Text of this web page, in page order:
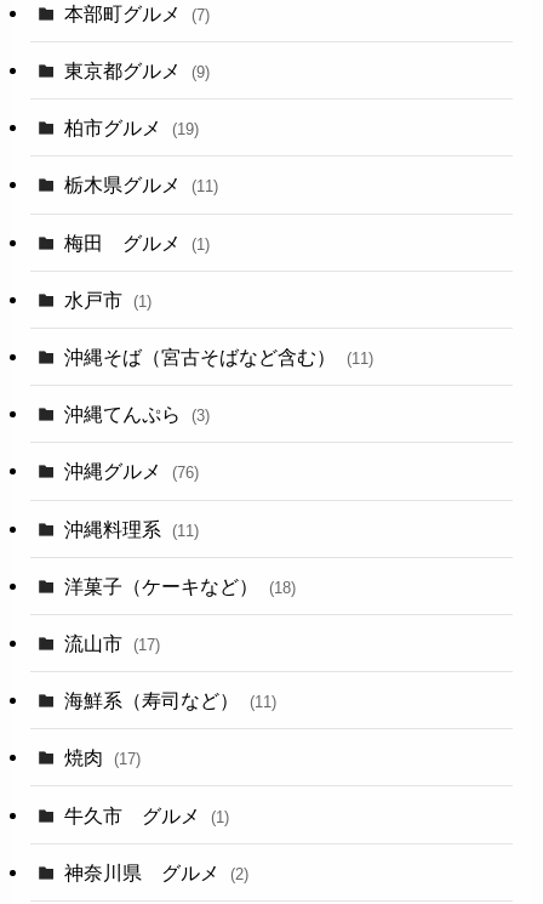
本部町グルメ (7)
東京都グルメ (9)
柏市グルメ (19)
栃木県グルメ (11)
梅田 グルメ (1)
水戸市 (1)
沖縄そば（宮古そばなど含む） (11)
沖縄てんぷら (3)
沖縄グルメ (76)
沖縄料理系 (11)
洋菓子（ケーキなど） (18)
流山市 (17)
海鮮系（寿司など） (11)
焼肉 (17)
牛久市 グルメ (1)
神奈川県 グルメ (2)